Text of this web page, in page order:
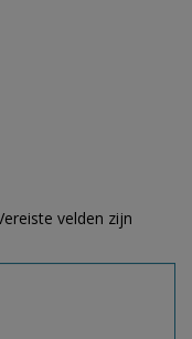
velden zijn